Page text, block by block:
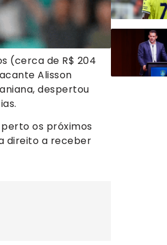
(cerca de R$ 204
Alisson
despertou
os próximos
direito a receber